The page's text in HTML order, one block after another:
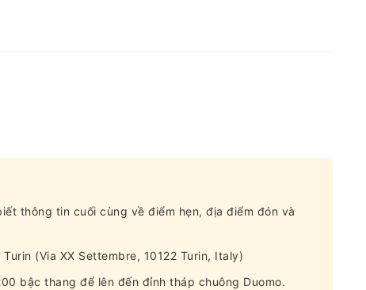
thông tin cuối cùng về điểm hẹn, địa điểm đón và
(Via XX Settembre, 10122 Turin, Italy)
bậc thang để lên đến đỉnh tháp chuông Duomo.